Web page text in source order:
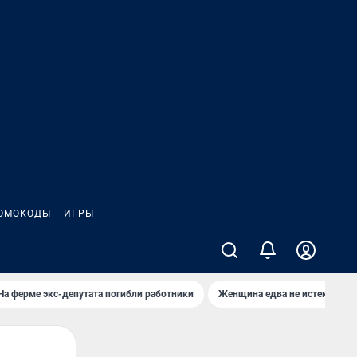
ИГРЫ
ферме экс-депутата погибли работники Женщина едва не истекла